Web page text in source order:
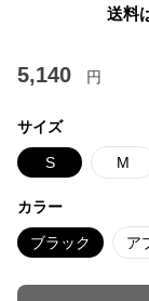
送料
5,140 円
サイズ
S M
カラー
ブラック ア